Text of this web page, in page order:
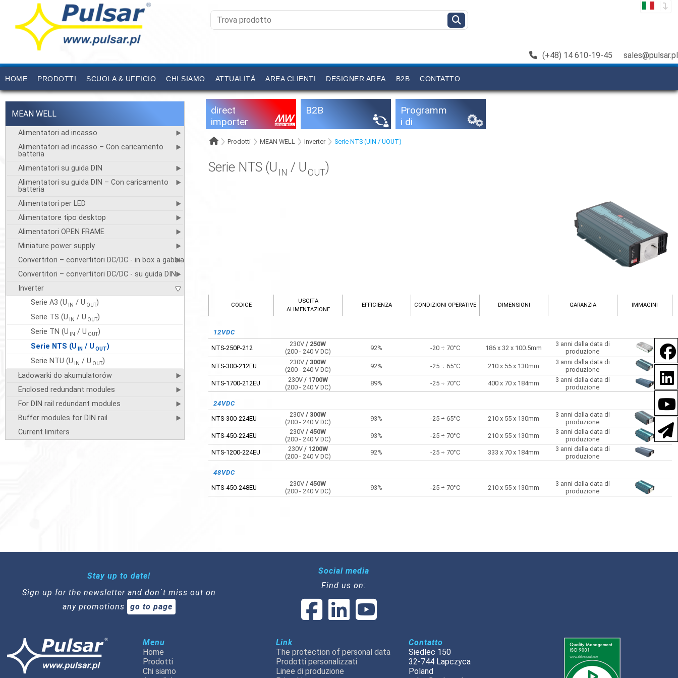
(+48) 14 610-19-45 sales@pulsar.pl
HOME PRODOTTI SCUOLA & UFFICIO CHI SIAMO ATTUALITÀ AREA CLIENTI DESIGNER AREA B2B CONTATTO
MEAN WELL
Alimentatori ad incasso
Alimentatori ad incasso – Con caricamento
batteria
Alimentatori su guida DIN
Alimentatori su guida DIN – Con caricamento
batteria
Alimentatori per LED
Alimentatore tipo desktop
Alimentatori OPEN FRAME
Miniature power supply
Convertitori – convertitori DC/DC - in box a gabbia
Convertitori – convertitori DC/DC - su guida DIN
Inverter
Serie A3 (U
IN / U OUT)
Serie TS (U
IN / U OUT)
Serie TN (U
IN / U OUT)
Serie NTS (U
IN/ U OUT)
Serie NTU (U
IN / U OUT)
Ładowarki do akumulatorów
Enclosed redundant modules
For DIN rail redundant modules
Buffer modules for DIN rail
Current limiters
direct
importer
B2B
Programm
i di
one
Prodotti MEAN WELL Inverter Serie NTS (UIN / UOUT)
Serie NTS (U IN / UOUT)
CODICE
USCITA
ALIMENTAZIONE
EFFICIENZA CONDIZIONI OPERATIVE DIMENSIONI GARANZIA IMMAGINI
12VDC
NTS-250P-212
230V/ 250W
(200 - 240 V DC)
92% -20 ÷ 70°C 186 x 32 x 100.5mm
3 anni dalla data di
produzione
NTS-300-212EU
230V/ 300W
(200 - 240 V DC)
92% -25 ÷ 65°C 210 x 55 x 130mm
3 anni dalla data di
produzione
NTS-1700-212EU
230V / 1700W
(200 - 240 V DC)
89% -25 ÷ 70°C 400 x 70 x 184mm
3 anni dalla data di
produzione
24VDC
NTS-300-224EU
230V/ 300W
(200 - 240 V DC)
93% -25 ÷ 65°C 210 x 55 x 130mm
3 anni dalla data di
produzione
NTS-450-224EU
230V/ 450W
(200 - 240 V DC)
93% -25 ÷ 70°C 210 x 55 x 130mm
3 anni dalla data di
produzione
NTS-1200-224EU
230V / 1200W
(200 - 240 V DC)
92% -25 ÷ 70°C 333 x 70 x 184mm
3 anni dalla data di
produzione
48VDC
NTS-450-248EU
230V/ 450W
(200 - 240 V DC)
93% -25 ÷ 70°C 210 x 55 x 130mm
3 anni dalla data di
produzione
Stay up to date!
Sign up for the newsletter and don`t miss out on
any promotions
go to page
Social media
Find us on:
Menu
Home
Prodotti
Chi siamo
Link
The protection of personal data
Prodotti personalizzati
Linee di produzione
Contatto
Siedlec 150
32-744 Lapczyca
Poland